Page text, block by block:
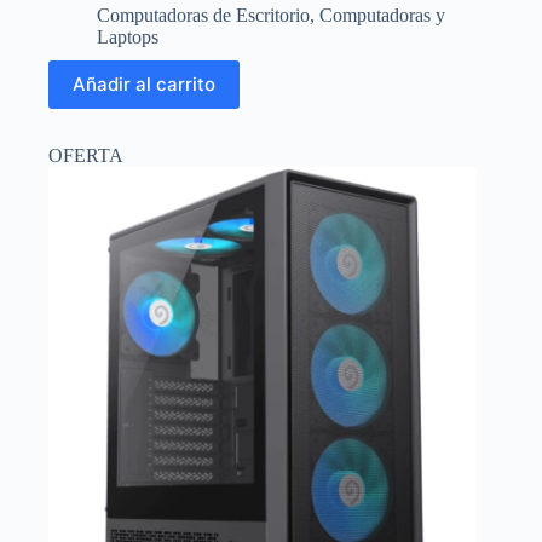
precio
original
era:
$84.24.
precio
actual
es:
$78.00.
Computadoras de Escritorio, Computadoras y
Laptops
Añadir al carrito
OFERTA